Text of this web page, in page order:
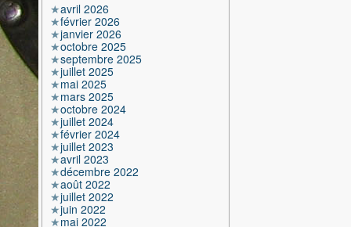
avril 2026
février 2026
janvier 2026
octobre 2025
septembre 2025
juillet 2025
mai 2025
mars 2025
octobre 2024
juillet 2024
février 2024
juillet 2023
avril 2023
décembre 2022
août 2022
juillet 2022
juin 2022
mai 2022